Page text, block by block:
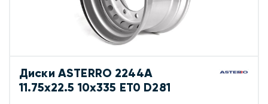
Диски ASTERRO 2244A
11.75x22.5 10x335 ET0 D281